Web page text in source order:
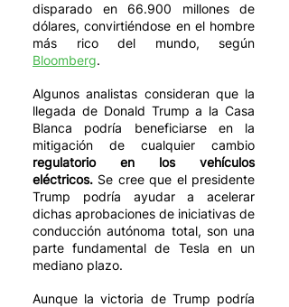
disparado en 66.900 millones de
dólares, convirtiéndose en el hombre
Bloomberg.
Algunos analistas consideran que la
llegada de Donald Trump a la Casa
Blanca podría beneficiarse en la
regulatorio en los vehículos
eléctricos. Se cree que el presidente
Trump podría ayudar a acelerar
dichas aprobaciones de iniciativas de
conducción autónoma total, son una
parte fundamental de Tesla en un
mediano plazo.
Aunque la victoria de Trump podría